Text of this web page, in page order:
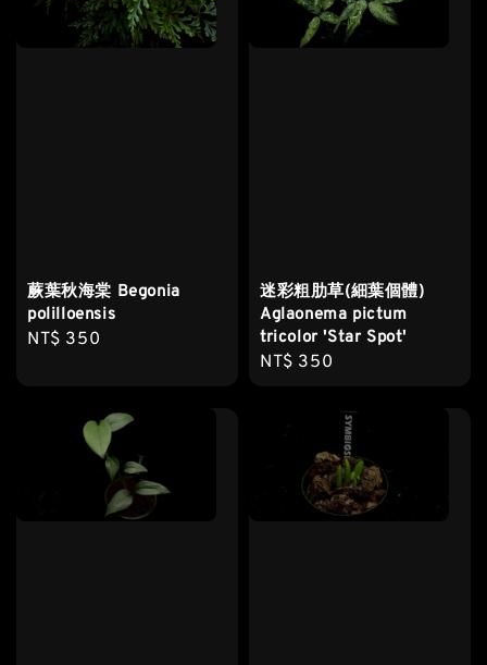
蕨葉秋海棠 Begonia
polilloensis
Regular
NT$ 350
迷彩粗肋草(細葉個體)
Aglaonema pictum
tricolor 'Star Spot'
Regular
NT$ 350